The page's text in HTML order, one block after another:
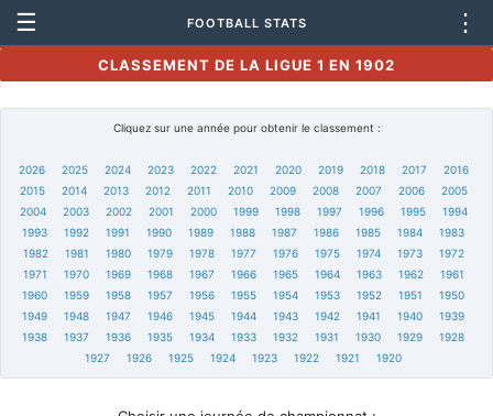
☰ FOOTBALL STATS ⋮
CLASSEMENT DE LA LIGUE 1 EN 1902
Cliquez sur une année pour obtenir le classement :
2026 2025 2024 2023 2022 2021 2020 2019 2018 2017
2016
2015
2014 2013 2012 2011 2010 2009 2008 2007 2006
2005
2004
2003 2002 2001 2000 1999 1998 1997 1996 1995
1994
1993
1992 1991 1990 1989 1988 1987 1986 1985 1984
1983
1982
1981 1980 1979 1978 1977 1976 1975 1974 1973
1972
1971
1970 1969 1968 1967 1966 1965 1964 1963 1962
1961
1960
1959 1958 1957 1956 1955 1954 1953 1952 1951
1950
1949
1948 1947 1946 1945 1944 1943 1942 1941 1940
1939
1938
1937 1936 1935 1934 1933 1932 1931 1930 1929
1928
1927
1926 1925 1924 1923 1922 1921 1920